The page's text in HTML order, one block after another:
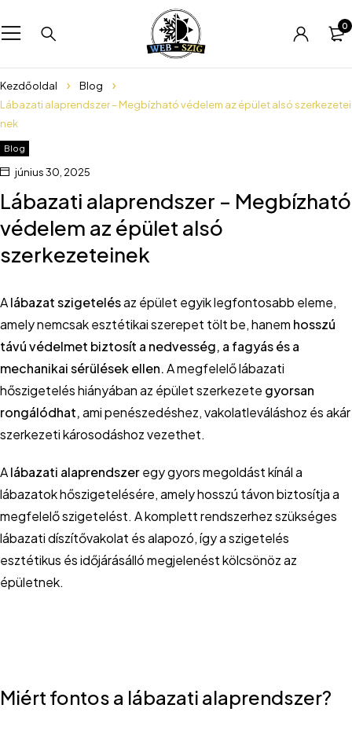
0
Kezdőoldal
Blog
Lábazati alaprendszer – Megbízható védelem az épület alsó szerkezetei
nek
Blog
június 30, 2025
Lábazati alaprendszer – Megbízható
védelem az épület alsó
szerkezeteinek
Alábazat szigetelésaz épület egyik legfontosabb eleme,
amely nemcsak esztétikai szerepet tölt be, hanem hosszú
távú védelmet biztosít a nedvesség, a fagyás és a
mechanikai sérülések ellen.A megfelelő lábazati
hőszigetelés hiányában az épület szerkezete gyorsan
rongálódhat,ami penészedéshez, vakolatleváláshoz és akár
szerkezeti károsodáshoz vezethet.
Alábazati alaprendszeregy gyors megoldást kínál a
lábazatok hőszigetelésére, amely hosszú távon biztosítja a
megfelelő szigetelést. A komplett rendszerhez szükséges
lábazati díszítővakolat és alapozó, így a szigetelés
esztétikus és időjárásálló megjelenést kölcsönöz az
épületnek.
Miért fontos a lábazati alaprendszer?